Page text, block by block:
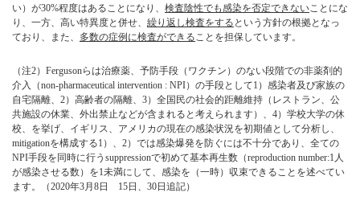
い）が30%程度はあることになり、 検査陰性でも感染を否定できない ことにな
り、一方、高い特異度と併せ、 繰り返し検査をする という方針の根拠となっ
ており、また、 多数の症例に検査ができる ことを担保しています。
（注2） Fergusonらは治療薬、予防手段（ワクチン）のない段階での非薬剤的
介入（non-pharmaceutical intervention : NPI）の手段として1）感染者及び家族の
自宅隔離、2）高齢者の隔離、3）全国民の社会的距離維持（レストラン、公
共施設の休業、外出禁止などが含まれると考えられます）、4）学校大学の休
校、を挙げ、イギリス、アメリカの現在の感染状況を初期値として分析し、
mitigationを構成する1）、2）では感染爆発を防ぐには不十分であり、全ての
NPI手段を同時に行うsuppressionで初めて基本再生数（reproduction number:1人
が感染させる数）を1未満にして、感染を（一時）収束できることを述べてい
ます。（2020年3月8日 15日、30日追記）